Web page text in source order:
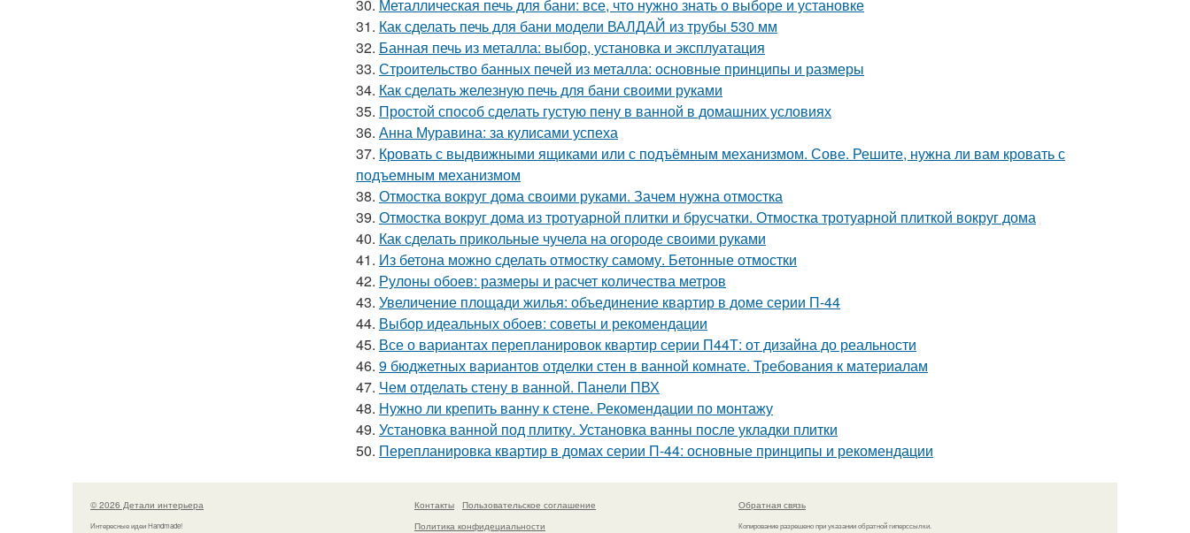
30. Металлическая печь для бани: все, что нужно знать о выборе и установке
31. Как сделать печь для бани модели ВАЛДАЙ из трубы 530 мм
32. Банная печь из металла: выбор, установка и эксплуатация
33. Строительство банных печей из металла: основные принципы и размеры
34. Как сделать железную печь для бани своими руками
35. Простой способ сделать густую пену в ванной в домашних условиях
36. Анна Муравина: за кулисами успеха
37. Кровать с выдвижными ящиками или с подъёмным механизмом. Сове. Решите, нужна ли вам кровать с
подъемным механизмом
38. Отмостка вокруг дома своими руками. Зачем нужна отмостка
39. Отмостка вокруг дома из тротуарной плитки и брусчатки. Отмостка тротуарной плиткой вокруг дома
40. Как сделать прикольные чучела на огороде своими руками
41. Из бетона можно сделать отмостку самому. Бетонные отмостки
42. Рулоны обоев: размеры и расчет количества метров
43. Увеличение площади жилья: объединение квартир в доме серии П-44
44. Выбор идеальных обоев: советы и рекомендации
45. Все о вариантах перепланировок квартир серии П44Т: от дизайна до реальности
46. 9 бюджетных вариантов отделки стен в ванной комнате. Требования к материалам
47. Чем отделать стену в ванной. Панели ПВХ
48. Нужно ли крепить ванну к стене. Рекомендации по монтажу
49. Установка ванной под плитку. Установка ванны после укладки плитки
50. Перепланировка квартир в домах серии П-44: основные принципы и рекомендации
© 2026 Детали интерьера
Интересные идеи Handmade!
Контакты
Пользовательское соглашение
Политика конфидециальности
Обратная связь
Копирование разрешено при указании обратной гиперссылки.